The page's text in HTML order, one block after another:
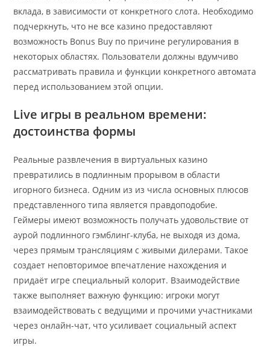
вклада, в зависимости от конкретного слота. Необходимо
подчеркнуть, что не все казино предоставляют
возможность Bonus Buy по причине регулирования в
некоторых областях. Пользователи должны вдумчиво
рассматривать правила и функции конкретного автомата
перед использованием этой опции.
Live игры в реальном времени:
достоинства формы
Реальные развлечения в виртуальных казино
превратились в подлинным прорывом в области
игорного бизнеса. Одним из из числа основных плюсов
представленного типа является правдоподобие.
Геймеры имеют возможность получать удовольствие от
аурой подлинного гэмблинг-клуба, не выходя из дома,
через прямым трансляциям с живыми дилерами. Такое
создает неповторимое впечатление нахождения и
придаёт игре специальный колорит. Взаимодействие
также выполняет важную функцию: игроки могут
взаимодействовать с ведущими и прочими участниками
через онлайн-чат, что усиливает социальный аспект
игры.